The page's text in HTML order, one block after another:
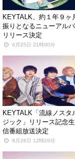
KEYTALK、約１年９ヶ
振りとなるニューアル
リリース決定
6月25日 21時00分
KEYTALK「流線ノスタ
ジック」リリース記念
信番組放送決定
8月26日 12時20分